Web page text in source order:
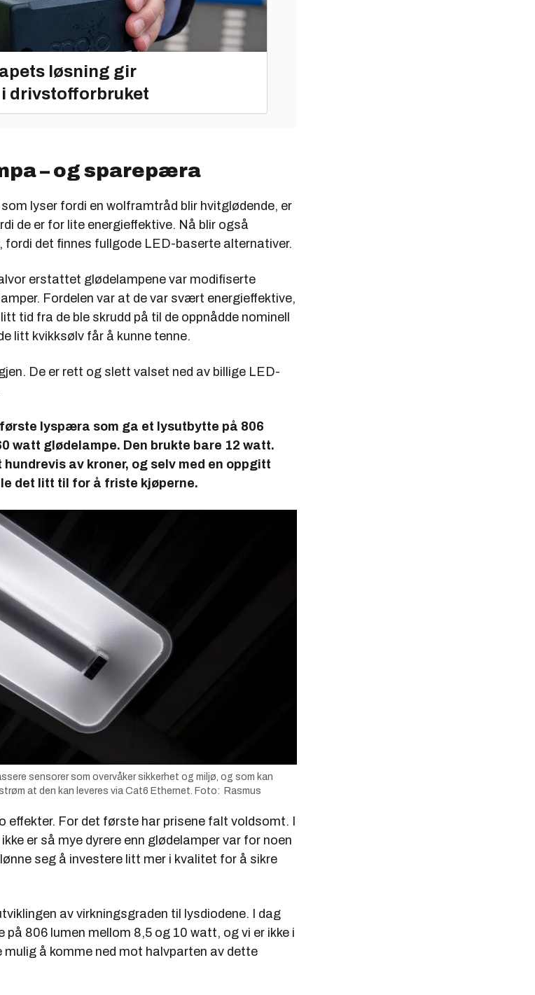
løsning gir
drivstofforbruket
– og sparepæra
lyser fordi en wolframtråd blir hvitglødende, er
de er for lite energieffektive. Nå blir også
det finnes fullgode LED-baserte alternativer.
erstattet glødelampene var modifiserte
Fordelen var at de var svært energieffektive,
tid fra de ble skrudd på til de oppnådde nominell
litt kvikksølv får å kunne tenne.
De er rett og slett valset ned av billige LED-
første lyspæra som ga et lysutbytte på 806
watt glødelampe. Den brukte bare 12 watt.
av kroner, og selv med en oppgitt
det litt til for å friste kjøperne.
sensorer som overvåker sikkerhet og miljø, og som kan
at den kan leveres via Cat6 Ethernet. Foto: Rasmus
effekter. For det første har prisene falt voldsomt. I
er så mye dyrere enn glødelamper var for noen
seg å investere litt mer i kvalitet for å sikre
av virkningsgraden til lysdiodene. I dag
806 lumen mellom 8,5 og 10 watt, og vi er ikke i
å komme ned mot halvparten av dette